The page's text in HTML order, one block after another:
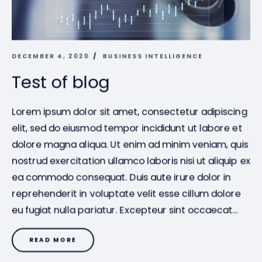
DECEMBER 4, 2020 BUSINESS INTELLIGENCE
Test of blog
Lorem ipsum dolor sit amet, consectetur adipiscing
elit, sed do eiusmod tempor incididunt ut labore et
dolore magna aliqua. Ut enim ad minim veniam, quis
nostrud exercitation ullamco laboris nisi ut aliquip ex
ea commodo consequat. Duis aute irure dolor in
reprehenderit in voluptate velit esse cillum dolore
eu fugiat nulla pariatur. Excepteur sint occaecat…
READ MORE